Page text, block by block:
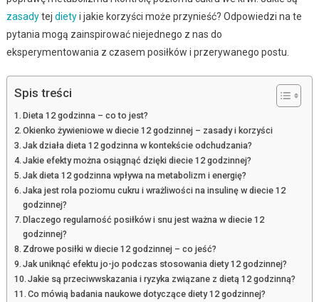
zasadytej dietyi jakie korzyści może przynieść? Odpowiedzi na te
pytania mogą zainspirować niejednego z nas do
eksperymentowania z czasem posiłków i przerywanego postu.
Spis treści
Dieta 12 godzinna – co to jest?
Okienko żywieniowe w diecie 12 godzinnej – zasady i korzyści
Jak działa dieta 12 godzinna w kontekście odchudzania?
Jakie efekty można osiągnąć dzięki diecie 12 godzinnej?
Jak dieta 12 godzinna wpływa na metabolizm i energię?
Jaka jest rola poziomu cukru i wrażliwości na insulinę w diecie 12
godzinnej?
Dlaczego regularność posiłków i snu jest ważna w diecie 12
godzinnej?
Zdrowe posiłki w diecie 12 godzinnej – co jeść?
Jak uniknąć efektu jo-jo podczas stosowania diety 12 godzinnej?
Jakie są przeciwwskazania i ryzyka związane z dietą 12 godzinną?
Co mówią badania naukowe dotyczące diety 12 godzinnej?